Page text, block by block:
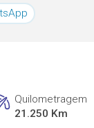
Quilometragem
21.250 Km